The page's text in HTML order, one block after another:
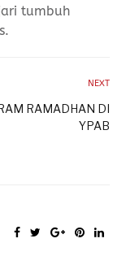
tumbuh
NEXT
RAMADHAN DI
YPAB